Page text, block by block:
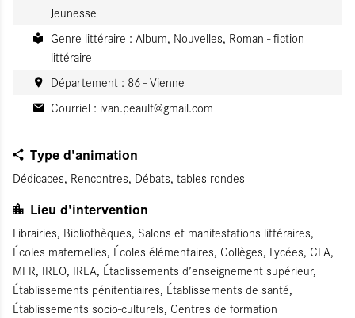
Jeunesse
Genre littéraire : Album, Nouvelles, Roman - fiction
littéraire
Département : 86 - Vienne
Courriel : ivan.peault@gmail.com
Type d'animation
Dédicaces, Rencontres, Débats, tables rondes
Lieu d'intervention
Librairies, Bibliothèques, Salons et manifestations littéraires,
Écoles maternelles, Écoles élémentaires, Collèges, Lycées, CFA,
MFR, IREO, IREA, Établissements d’enseignement supérieur,
Établissements pénitentiaires, Établissements de santé,
Établissements socio-culturels, Centres de formation